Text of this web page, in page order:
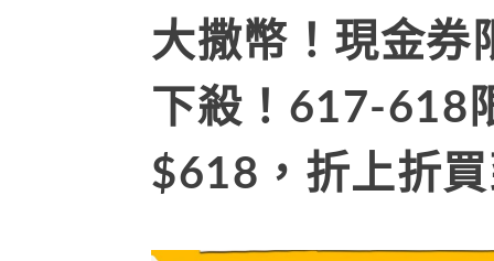
大撒幣！現金券
下殺！617-618
$618，折上折